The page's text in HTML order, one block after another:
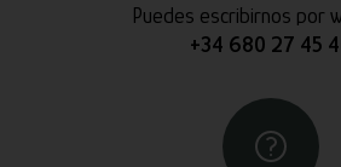
Puedes escribirnos por
+34 680 27 45